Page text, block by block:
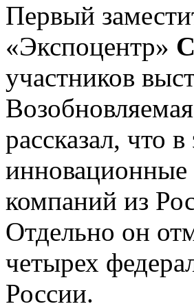
Первый
«Экспоцентр»
участников
рассказал, что
инновационные
компаний из
Отдельно он
четырех
России.